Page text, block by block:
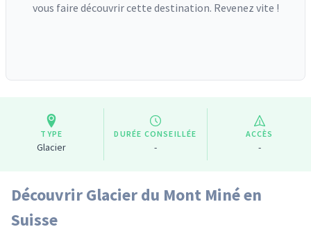
vous faire découvrir cette destination. Revenez vite !
TYPE
Glacier
DURÉE CONSEILLÉE
-
ACCÈS
-
Découvrir Glacier du Mont Miné en
Suisse